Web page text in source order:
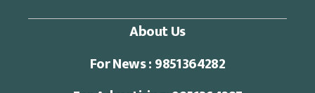
About Us
For News : 9851364282